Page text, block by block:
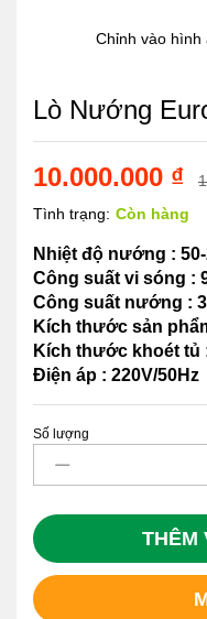
Chỉnh vào hình
Lò Nướng
10.000.000 ₫
Tình trạng: Còn hàng
Nhiệt độ nướng : 50-
Công suất vi sóng :
Công suất nướng :
Kích thước sản
Kích thước khoét tủ
Điện áp : 220V/50Hz
Lò
Nướng
Eurogold
EOV80NT
quantity
Số lượng
THÊM